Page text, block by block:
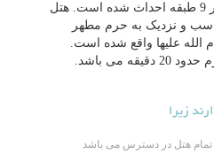
می باشد. هتل استقلال قم در 9 طبقه احداث شده است. هتل
و نزدیک به حرم مطهر
علیها واقع شده است.
می باشد.
زیرا